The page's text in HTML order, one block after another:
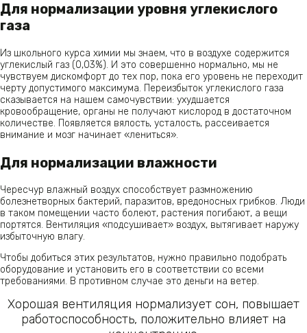
Для нормализации уровня углекислого
газа
Из школьного курса химии мы знаем, что в воздухе содержится
углекислый газ (0,03%). И это совершенно нормально, мы не
чувствуем дискомфорт до тех пор, пока его уровень не переходит
черту допустимого максимума. Переизбыток углекислого газа
сказывается на нашем самочувствии: ухудшается
кровообращение, органы не получают кислород в достаточном
количестве. Появляется вялость, усталость, рассеивается
внимание и мозг начинает «лениться».
Для нормализации влажности
Чересчур влажный воздух способствует размножению
болезнетворных бактерий, паразитов, вредоносных грибков. Люди
в таком помещении часто болеют, растения погибают, а вещи
портятся. Вентиляция «подсушивает» воздух, вытягивает наружу
избыточную влагу.
Чтобы добиться этих результатов, нужно правильно подобрать
оборудование и установить его в соответствии со всеми
требованиями. В противном случае это деньги на ветер.
Хорошая вентиляция нормализует сон, повышает
работоспособность, положительно влияет на